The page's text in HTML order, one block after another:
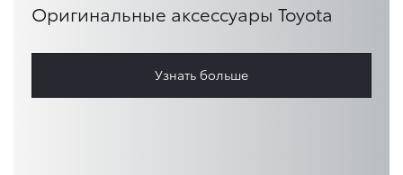
Оригинальные аксессуары Toyota
Узнать больше